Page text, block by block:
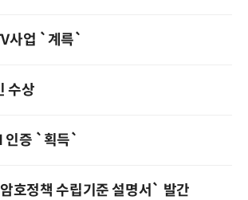
사업 `계륵`
수상
인증 `획득`
호정책 수립기준 설명서` 발간